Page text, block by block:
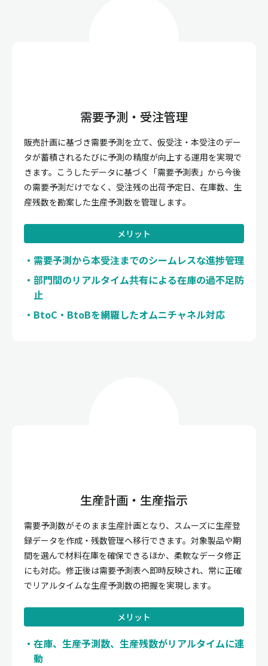
需要予測・受注管理
販売計画に基づき需要予測を立て、仮受注・本受注のデー
タが蓄積されるたびに予測の精度が向上する運用を実現で
きます。こうしたデータに基づく「需要予測表」から今後
の需要予測だけでなく、受注残の出荷予定日、在庫数、生
産残数を勘案した生産予測数を管理します。
メリット
需要予測から本受注までのシームレスな進捗管理
部門間のリアルタイム共有による在庫の過不足防
止
BtoC・BtoBを網羅したオムニチャネル対応
生産計画・生産指示
需要予測数がそのまま生産計画となり、スムーズに生産登
録データを作成・残数管理へ移行できます。対象製品や期
間を選んで材料在庫を確保できるほか、柔軟なデータ修正
にも対応。修正後は需要予測表へ即時反映され、常に正確
でリアルタイムな生産予測数の把握を実現します。
メリット
在庫、生産予測数、生産残数がリアルタイムに連
動